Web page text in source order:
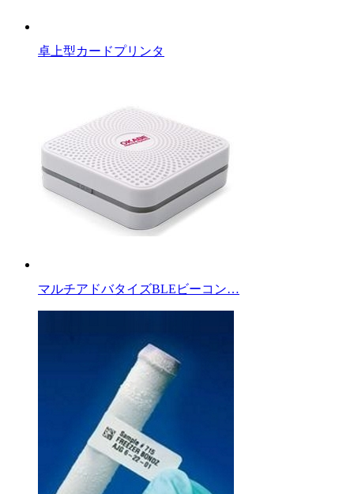
卓上型カードプリンタ
マルチアドバタイズBLEビーコン…